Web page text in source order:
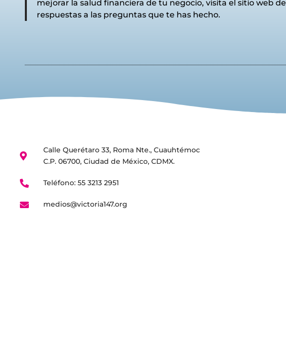
mejorar la salud financiera de tu negocio, visita el sitio web de
respuestas a las preguntas que te has hecho.
Calle Querétaro 33, Roma Nte., Cuauhtémoc
C.P. 06700, Ciudad de México, CDMX.
Teléfono: 55 3213 2951
medios@victoria147.org